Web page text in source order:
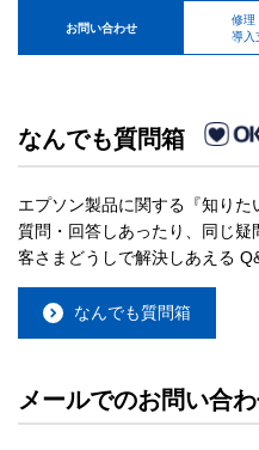
お問い合わせ
修理
導入
なんでも質問箱
エプソン製品に関する『知り
質問・回答しあったり、同じ
客さまどうしで解決しあえる
なんでも質問箱
メールでのお問い合